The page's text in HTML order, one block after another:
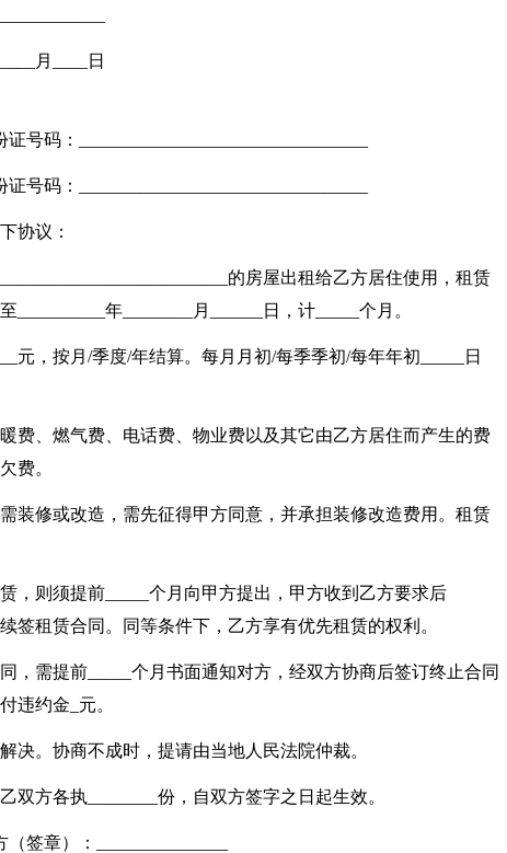
月____日
号码：_________________________________
号码：_________________________________
协议：
的房屋出租给乙方居住使用，租赁
__________年________月______日，计_____个月。
元，按月/季度/年结算。每月月初/每季季初/每年年初_____日
费、燃气费、电话费、物业费以及其它由乙方居住而产生的费
费。
装修或改造，需先征得甲方同意，并承担装修改造费用。租赁
，则须提前_____个月向甲方提出，甲方收到乙方要求后
签租赁合同。同等条件下，乙方享有优先租赁的权利。
，需提前_____个月书面通知对方，经双方协商后签订终止合同
违约金_元。
决。协商不成时，提请由当地人民法院仲裁。
双方各执________份，自双方签字之日起生效。
签章）：_______________